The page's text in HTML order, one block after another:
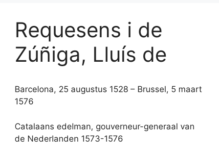
Requesens i de
Zúñiga, Lluís de
Barcelona, 25 augustus 1528 – Brussel, 5 maart
1576
Catalaans edelman, gouverneur-generaal van
de Nederlanden 1573-1576